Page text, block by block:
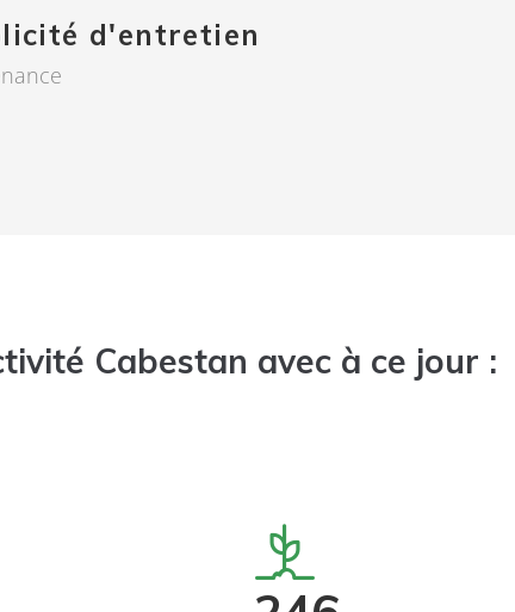
d'entretien
Cabestan avec à ce jour :